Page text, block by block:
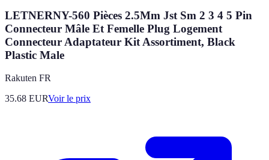
LETNERNY-560 Pièces 2.5Mm Jst Sm 2 3 4 5 Pin
Connecteur Mâle Et Femelle Plug Logement
Connecteur Adaptateur Kit Assortiment, Black
Plastic Male
Rakuten FR
35.68 EURVoir le prix